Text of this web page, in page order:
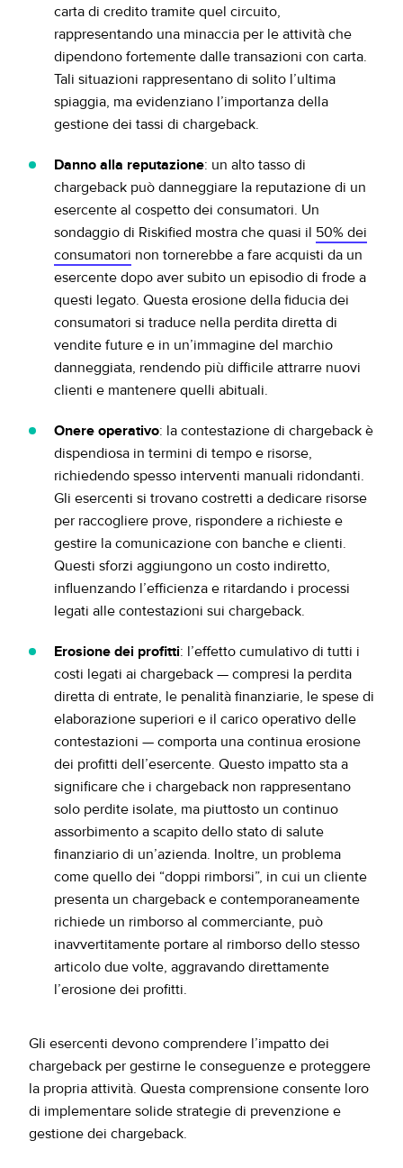
carta di credito tramite quel circuito,
rappresentando una minaccia per le attività che
dipendono fortemente dalle transazioni con carta.
Tali situazioni rappresentano di solito l’ultima
spiaggia, ma evidenziano l’importanza della
gestione dei tassi di chargeback.
Danno alla reputazione: un alto tasso di
chargeback può danneggiare la reputazione di un
esercente al cospetto dei consumatori. Un
sondaggio di Riskified mostra che quasi il 50% dei
consumatori non tornerebbe a fare acquisti da un
esercente dopo aver subito un episodio di frode a
questi legato. Questa erosione della fiducia dei
consumatori si traduce nella perdita diretta di
vendite future e in un’immagine del marchio
danneggiata, rendendo più difficile attrarre nuovi
clienti e mantenere quelli abituali.
Onere operativo: la contestazione di chargeback è
dispendiosa in termini di tempo e risorse,
richiedendo spesso interventi manuali ridondanti.
Gli esercenti si trovano costretti a dedicare risorse
per raccogliere prove, rispondere a richieste e
gestire la comunicazione con banche e clienti.
Questi sforzi aggiungono un costo indiretto,
influenzando l’efficienza e ritardando i processi
legati alle contestazioni sui chargeback.
Erosione dei profitti: l’effetto cumulativo di tutti i
costi legati ai chargeback — compresi la perdita
diretta di entrate, le penalità finanziarie, le spese di
elaborazione superiori e il carico operativo delle
contestazioni — comporta una continua erosione
dei profitti dell’esercente. Questo impatto sta a
significare che i chargeback non rappresentano
solo perdite isolate, ma piuttosto un continuo
assorbimento a scapito dello stato di salute
finanziario di un’azienda. Inoltre, un problema
come quello dei “doppi rimborsi”, in cui un cliente
presenta un chargeback e contemporaneamente
richiede un rimborso al commerciante, può
inavvertitamente portare al rimborso dello stesso
articolo due volte, aggravando direttamente
l’erosione dei profitti.
Gli esercenti devono comprendere l’impatto dei
chargeback per gestirne le conseguenze e proteggere
la propria attività. Questa comprensione consente loro
di implementare solide strategie di prevenzione e
gestione dei chargeback.